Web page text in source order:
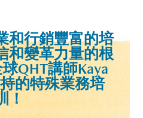
和行銷豐富的培
和變革力量的根
QHT講師Kaya
的特殊業務培
！